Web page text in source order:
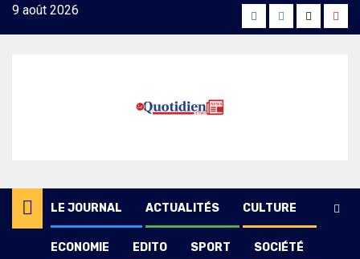
Skip9 août 2026 FacebookInstagram
Twitter
LE JOURNAL ACTUALITÉS CULTURE
ECONOMIE EDITO SPORT SOCIÉTÉ